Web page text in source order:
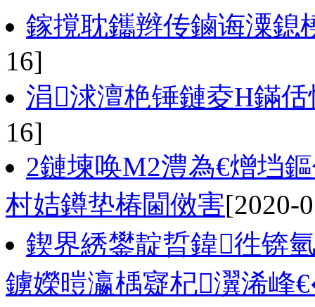
鎵撹耽鑴辫传鏀诲潥
16]
涓浗澶栬锤鏈夌Н鏋
16]
2鏈堜唤M2澧為€熷垱
村姞鐏垫椿閫傚害[2020-
鍥界綉鐢靛晢鍏徃锛
鐪嬫暟瀛楀寲杞瀷浠峰